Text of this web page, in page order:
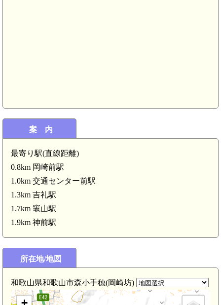
案 内
最寄り駅(直線距離)
0.8km 岡崎前駅
1.0km 交通センター前駅
1.3km 吉礼駅
1.7km 竈山駅
1.9km 神前駅
所在地/地図
和歌山県和歌山市森小手穂(岡崎坊)